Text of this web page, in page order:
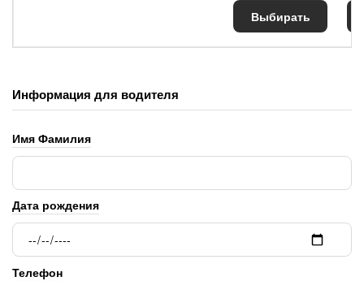
Выбирать
Информация для водителя
Имя Фамилия
Дата рождения
Телефон